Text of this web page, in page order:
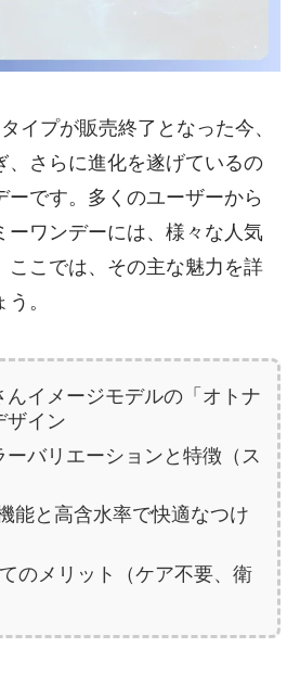
イプが販売終了となった今、
、さらに進化を遂げているの
ーです。多くのユーザーから
ーワンデーには、様々な人気
ここでは、その主な魅力を詳
。
んイメージモデルの「オトナ
ザイン
ーバリエーションと特徴（ス
能と高含水率で快適なつけ
のメリット（ケア不要、衛